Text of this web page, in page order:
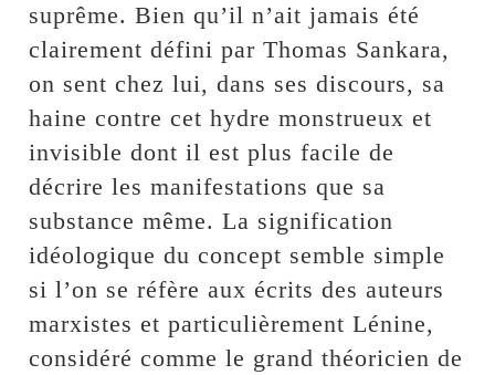
suprême. Bien qu’il n’ait jamais été
clairement défini par Thomas Sankara,
on sent chez lui, dans ses discours, sa
haine contre cet hydre monstrueux et
invisible dont il est plus facile de
décrire les manifestations que sa
substance même. La signification
idéologique du concept semble simple
si l’on se réfère aux écrits des auteurs
marxistes et particulièrement Lénine,
considéré comme le grand théoricien de